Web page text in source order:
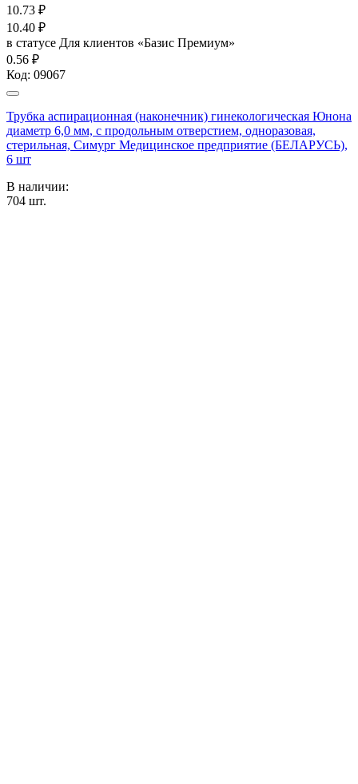
10.73 ₽
10.40 ₽
в статусе Для клиентов «Базис Премиум»
0.56 ₽
Код: 09067
Трубка аспирационная (наконечник) гинекологическая Юнона
диаметр 6,0 мм, с продольным отверстием, одноразовая,
стерильная, Симург Медицинское предприятие (БЕЛАРУСЬ),
6 шт
В наличии:
704 шт.